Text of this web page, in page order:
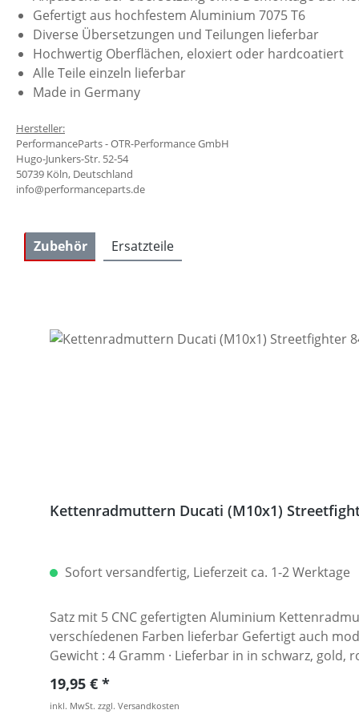
Gefertigt aus hochfestem Aluminium 7075 T6
Diverse Übersetzungen und Teilungen lieferbar
Hochwertig Oberflächen, eloxiert oder hardcoatiert
Alle Teile einzeln lieferbar
Made in Germany
Hersteller:
PerformanceParts - OTR-Performance GmbH
Hugo-Junkers-Str. 52-54
50739 Köln, Deutschland
info@performanceparts.de
Zubehör Ersatzteile
Sofort versandfertig, Lieferzeit ca. 1-2 Werktage
Satz mit 5 CNC gefertigten Aluminium
verschíedenen Farben lieferbar Gefertigt auch modernen CNC Maschinen - Made in Germany. · Material : 7075-T6 · Gewinde : M10 x 1 · Schlüsselweite : 15 ·
Gewicht : 4 Gramm · Lieferbar in in schwarz,
Streetfighter 848, Hypermotrad 796-821-939 /
Regulärer Preis:
19,95 €
inkl. MwSt. zzgl. Versandkosten